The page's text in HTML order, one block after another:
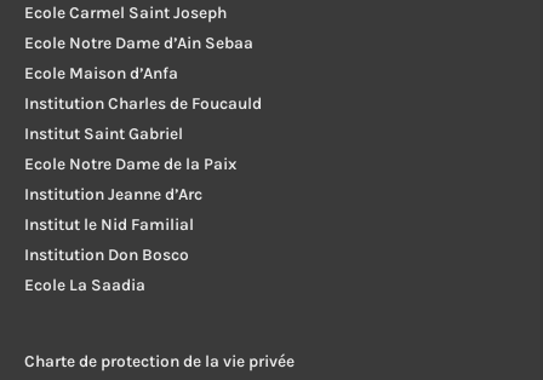
Ecole Carmel Saint Joseph
Ecole Notre Dame d’Ain Sebaa
Ecole Maison d’Anfa
Institution Charles de Foucauld
Institut Saint Gabriel
Ecole Notre Dame de la Paix
Institution Jeanne d’Arc
Institut le Nid Familial
Institution Don Bosco
Ecole La Saadia
Charte de protection de la vie privée